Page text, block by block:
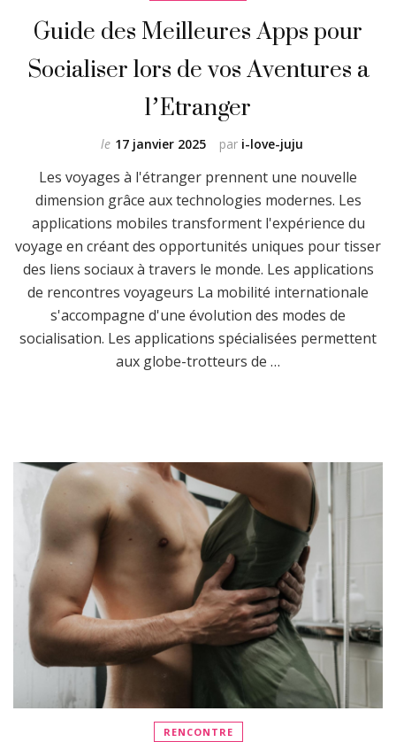
Guide des Meilleures Apps pour
Socialiser lors de vos Aventures a
l’Etranger
par i-love-juju
le 17 janvier 2025
Les voyages à l'étranger prennent une nouvelle
dimension grâce aux technologies modernes. Les
applications mobiles transforment l'expérience du
voyage en créant des opportunités uniques pour tisser
des liens sociaux à travers le monde. Les applications
de rencontres voyageurs La mobilité internationale
s'accompagne d'une évolution des modes de
socialisation. Les applications spécialisées permettent
aux globe-trotteurs de …
RENCONTRE